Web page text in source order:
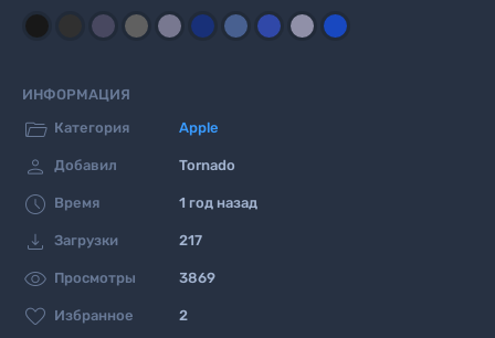
ИНФОРМАЦИЯ
 Категория Apple
 Добавил Tornado
 Время 1 год назад
 Загрузки 217
 Просмотры 3869
 Избранное 2